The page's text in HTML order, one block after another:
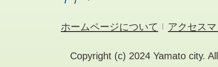
ホームページについて アクセス
Copyright (c) 2024 Yamato city.